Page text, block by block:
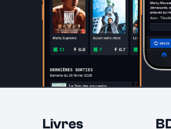
Livres